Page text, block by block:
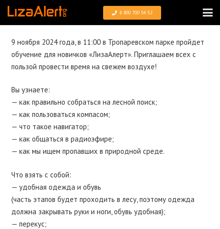
8 800 700 54 52
9 ноября 2024 года, в 11:00 в Тропаревском парке пройдет
обучение для новичков «ЛизаАлерт». Приглашаем всех с
пользой провести время на свежем воздухе!
Вы узнаете:
— как правильно собраться на лесной поиск;
— как пользоваться компасом;
— что такое навигатор;
— как общаться в радиоэфире;
— как мы ищем пропавших в природной среде.
Что взять с собой:
— удобная одежда и обувь
(часть этапов будет проходить в лесу, поэтому одежда
должна закрывать руки и ноги, обувь удобная);
— перекус;